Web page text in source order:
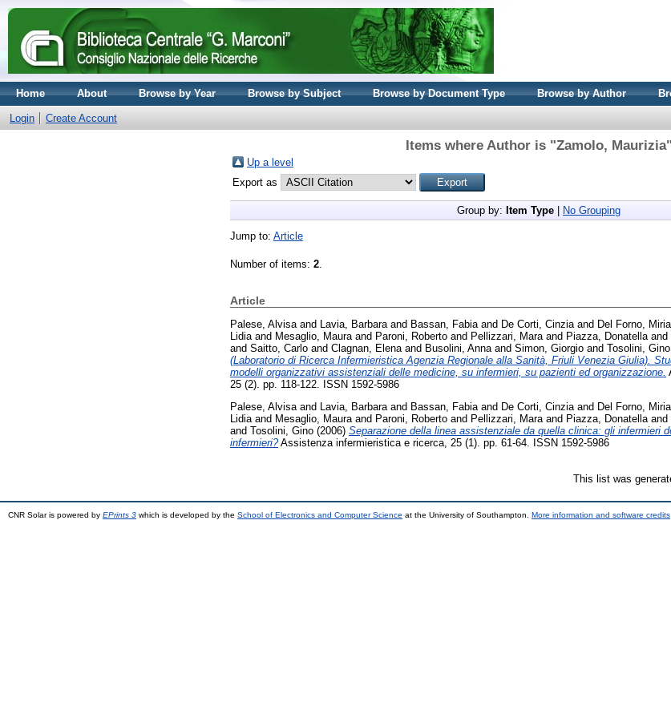
Home About Browse by Year Browse by Subject Browse by Document Type Browse by Author
Login Create Account
Items where Author is "Zamolo, Maurizia"
Up a level
Export as
Group by: Item Type No Grouping
Jump to: Article
Number of items: 2.
Article
Palese, Alvisa and Lavia, Barbara and Bassan, Fabia and De Corti, Cinzia and Del Forno, Miria
Lidia and Mesaglio, Maura and Paroni, Roberto and Pellizzari, Mara and Piazza, Donatella and
and Saitto, Carlo and Clagnan, Elena and Busolini, Anna and Simon, Giorgio and Tosolini, Gino
(Laboratorio di Ricerca Infermieristica Agenzia Regionale alla Sanità, Friuli Venezia Giulia).
modelli organizzativi assistenziali delle medicine, su infermieri, su pazienti ed organizzazione.
25 (2). pp. 118-122. ISSN 1592-5986
Palese, Alvisa and Lavia, Barbara and Bassan, Fabia and De Corti, Cinzia and Del Forno, Miria
Lidia and Mesaglio, Maura and Paroni, Roberto and Pellizzari, Mara and Piazza, Donatella and
and Tosolini, Gino (2006) Separazione della linea assistenziale da quella clinica: gli infermieri
infermieri?Assistenza infermieristica e ricerca, 25 (1). pp. 61-64. ISSN 1592-5986
This list was
CNR Solar is powered by EPrints 3 which is developed by the School of Electronics and Computer Science at the University of Southampton. More information and software credits